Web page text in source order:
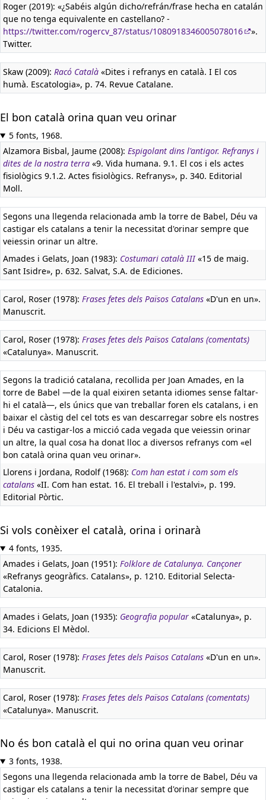
Roger (2019): «¿Sabéis algún dicho/refrán/frase hecha en catalán
que no tenga equivalente en castellano? -
https://twitter.com/rogercv_87/status/1080918346005078016
».
Twitter.
Skaw (2009): Racó Català «Dites i refranys en català. I El cos
humà. Escatologia», p. 74. Revue Catalane.
El bon català orina quan veu orinar
5 fonts, 1968.
Alzamora Bisbal, Jaume (2008): Espigolant dins l'antigor. Refranys i
dites de la nostra terra «9. Vida humana. 9.1. El cos i els actes
fisiològics 9.1.2. Actes fisiològics. Refranys», p. 340. Editorial
Moll.
Segons una llegenda relacionada amb la torre de Babel, Déu va
castigar els catalans a tenir la necessitat d'orinar sempre que
veiessin orinar un altre.
Amades i Gelats, Joan (1983): Costumari català III«15 de maig.
Sant Isidre», p. 632. Salvat, S.A. de Ediciones.
Carol, Roser (1978): Frases fetes dels Països Catalans «D'un en un».
Manuscrit.
Carol, Roser (1978): Frases fetes dels Països Catalans (comentats)
«Catalunya». Manuscrit.
Segons la tradició catalana, recollida per Joan Amades, en la
torre de Babel —de la qual eixiren setanta idiomes sense faltar-
hi el català—, els únics que van treballar foren els catalans, i en
baixar el càstig del cel tots es van descarregar sobre els nostres
i Déu va castigar-los a micció cada vegada que veiessin orinar
un altre, la qual cosa ha donat lloc a diversos refranys com «el
bon català orina quan veu orinar».
Llorens i Jordana, Rodolf (1968): Com han estat i com som els
catalans «II. Com han estat. 16. El treball i l'estalvi», p. 199.
Editorial Pòrtic.
Si vols conèixer el català, orina i orinarà
4 fonts, 1935.
Amades i Gelats, Joan (1951): Folklore de Catalunya. Cançoner
«Refranys geogràfics. Catalans», p. 1210. Editorial Selecta-
Catalonia.
Amades i Gelats, Joan (1935): Geografia popular «Catalunya», p.
34. Edicions El Mèdol.
Carol, Roser (1978): Frases fetes dels Països Catalans «D'un en un».
Manuscrit.
Carol, Roser (1978): Frases fetes dels Països Catalans (comentats)
«Catalunya». Manuscrit.
No és bon català el qui no orina quan veu orinar
3 fonts, 1938.
Segons una llegenda relacionada amb la torre de Babel, Déu va
castigar els catalans a tenir la necessitat d'orinar sempre que